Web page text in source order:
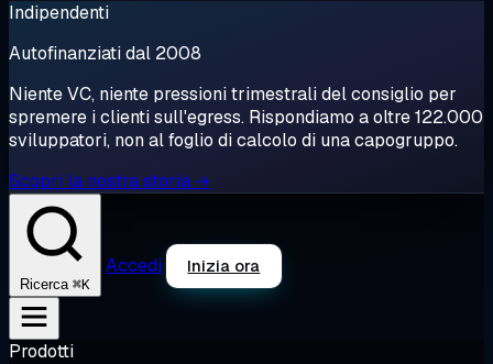
Indipendenti
Autofinanziati dal 2008
Niente VC, niente pressioni trimestrali del consiglio per
spremere i clienti sull'egress. Rispondiamo a oltre 122.000
sviluppatori, non al foglio di calcolo di una capogruppo.
Scopri la nostra storia →
Ricerca ⌘K
Accedi Inizia ora
Prodotti